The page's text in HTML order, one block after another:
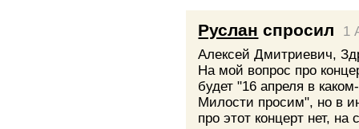
Руслан спросил
1
Алексей Дмитриевич,
На мой вопрос про
будет "16 апреля в
Милости просим", но в
про этот концерт нет,